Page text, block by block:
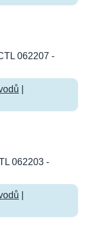
062207 -
062203 -